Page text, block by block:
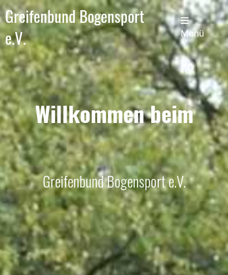
Greifenbund Bogensport
e.V.
Menü
Willkommen beim
Greifenbund Bogensport e.V.